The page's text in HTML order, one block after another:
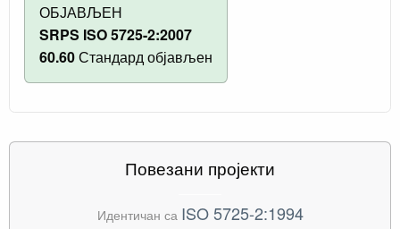
ОБЈАВЉЕН
SRPS ISO 5725-2:2007
60.60Стандард објављен
Повезани пројекти
Идентичан са ISO 5725-2:1994